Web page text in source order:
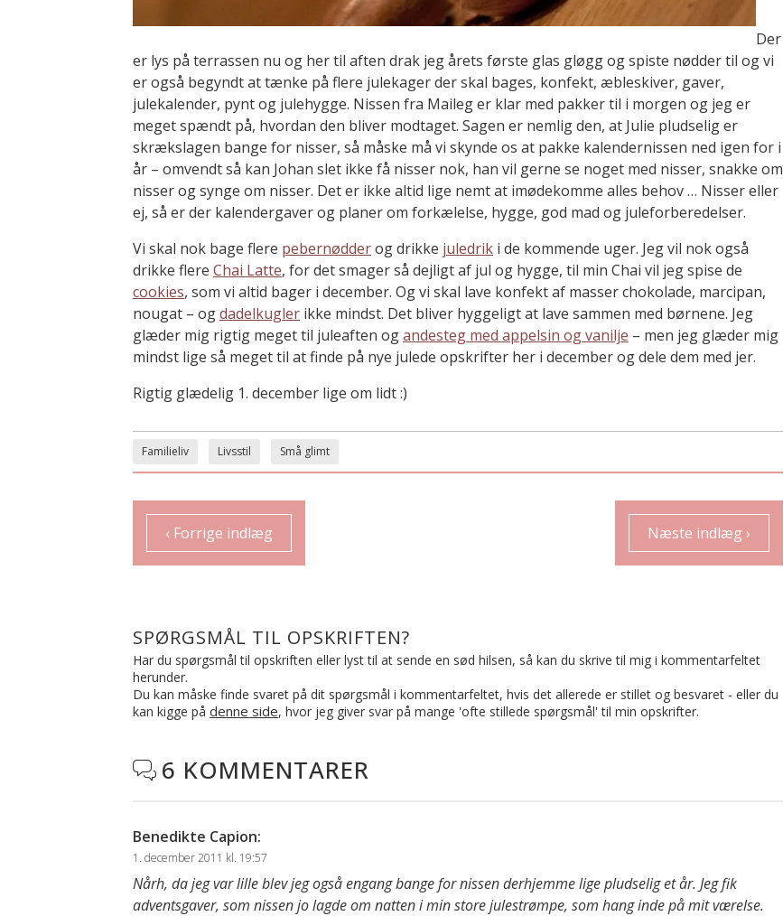
Der
er lys på terrassen nu og her til aften drak jeg årets første glas gløgg og spiste nødder til og vi
er også begyndt at tænke på flere julekager der skal bages, konfekt, æbleskiver, gaver,
julekalender, pynt og julehygge. Nissen fra Maileg er klar med pakker til i morgen og jeg er
meget spændt på, hvordan den bliver modtaget. Sagen er nemlig den, at Julie pludselig er
skrækslagen bange for nisser, så måske må vi skynde os at pakke kalendernissen ned igen for i
år – omvendt så kan Johan slet ikke få nisser nok, han vil gerne se noget med nisser, snakke om
nisser og synge om nisser. Det er ikke altid lige nemt at imødekomme alles behov … Nisser eller
ej, så er der kalendergaver og planer om forkælelse, hygge, god mad og juleforberedelser.
Vi skal nok bage flere pebernødderog drikke juledrik i de kommende uger. Jeg vil nok også
drikke flere Chai Latte, for det smager så dejligt af jul og hygge, til min Chai vil jeg spise de
cookies, som vi altid bager i december. Og vi skal lave konfekt af masser chokolade, marcipan,
nougat – ogdadelkugler ikke mindst. Det bliver hyggeligt at lave sammen med børnene. Jeg
glæder mig rigtig meget til juleaften ogandesteg med appelsin og vanilje – men jeg glæder mig
mindst lige så meget til at finde på nye julede opskrifter her i december og dele dem med jer.
Rigtig glædelig 1. december lige om lidt :)
Familieliv Livsstil Små glimt
‹ Forrige indlæg Næste indlæg ›
SPØRGSMÅL TIL OPSKRIFTEN?
Har du spørgsmål til opskriften eller lyst til at sende en sød hilsen, så kan du skrive til mig i kommentarfeltet
herunder.
Du kan måske finde svaret på dit spørgsmål i kommentarfeltet, hvis det allerede er stillet og besvaret - eller du
kan kigge på denne side, hvor jeg giver svar på mange 'ofte stillede spørgsmål' til min opskrifter.
 6 KOMMENTARER
Benedikte Capion:
1. december 2011 kl. 19:57
Nårh, da jeg var lille blev jeg også engang bange for nissen derhjemme lige pludselig et år. Jeg fik
adventsgaver, som nissen jo lagde om natten i min store julestrømpe, som hang inde på mit værelse.